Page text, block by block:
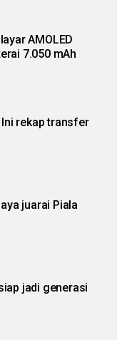
AMOLED
7.050 mAh
rekap transfer
juarai Piala
jadi generasi